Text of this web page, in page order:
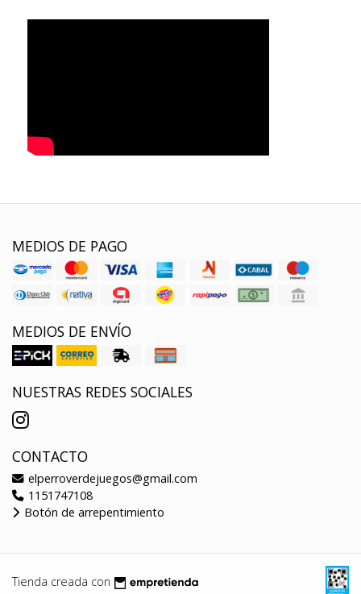
MEDIOS DE PAGO
MEDIOS DE ENVÍO
NUESTRAS REDES SOCIALES
CONTACTO
elperroverdejuegos@gmail.com
1151747108
Botón de arrepentimiento
Tienda creada con